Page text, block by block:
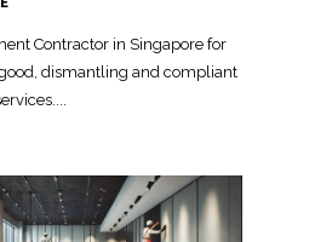
Contractor in Singapore for
dismantling and compliant